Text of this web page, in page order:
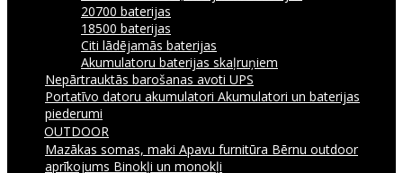
20700 baterijas
18500 baterijas
Citi lādējamās baterijas
Akumulatoru baterijas skaļruņiem
Nepārtrauktās barošanas avoti UPS
Portatīvo datoru akumulatori Akumulatori un baterijas
piederumi
OUTDOOR
Mazākas somas, maki Apavu furnitūra Bērnu outdoor
aprīkojums Binokļi un monokļi